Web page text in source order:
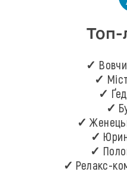
Топ-
✓
✓
✓
✓
✓
✓
✓
✓ Релакс-